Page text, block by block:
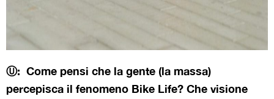
Ⓤ: Come pensi che la gente (la massa)
percepisca il fenomeno Bike Life? Che visione